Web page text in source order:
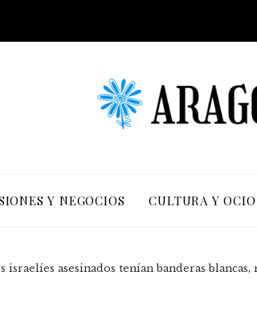
Y NEGOCIOS CULTURA Y OCIO
israelíes asesinados tenían banderas